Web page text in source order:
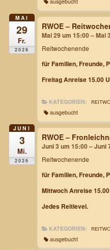
MAI
29
Fr.
2026
RWOE –
Mai 29 um 15:00 – Mai
Reitwochenende
für Familien, Freunde,
Freitag Anreise 15.00
KATEGORIEN:
ausgebucht
JUNI
3
Mi.
2026
RWOE –
Juni 3 um 15:00 – Juni
Reitwochenende
für Familien, Freunde,
Mittwoch Anreise
Jedes Reitlevel.
KATEGORIEN:
ausgebucht